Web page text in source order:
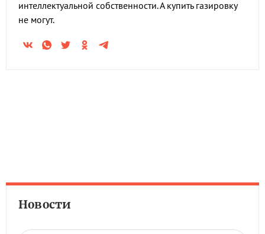
интеллектуальной собственности. А купить газировку
не могут.
Новости